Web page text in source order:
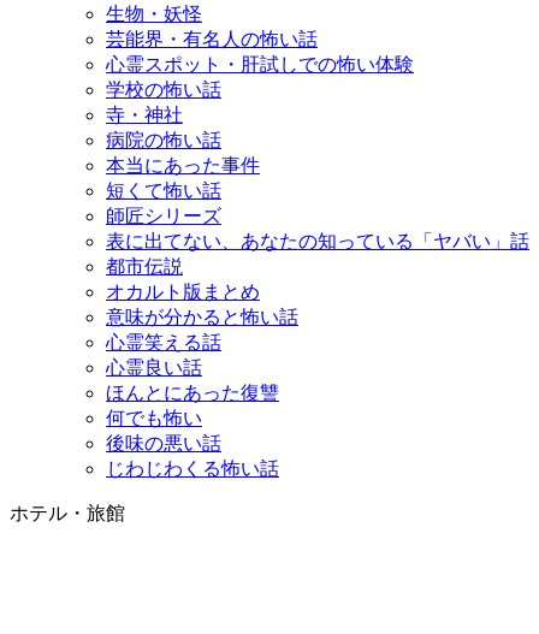
生物・妖怪
芸能界・有名人の怖い話
心霊スポット・肝試しでの怖い体験
学校の怖い話
寺・神社
病院の怖い話
本当にあった事件
短くて怖い話
師匠シリーズ
表に出てない、あなたの知っている「ヤバい」話
都市伝説
オカルト版まとめ
意味が分かると怖い話
心霊笑える話
心霊良い話
ほんとにあった復讐
何でも怖い
後味の悪い話
じわじわくる怖い話
ホテル・旅館